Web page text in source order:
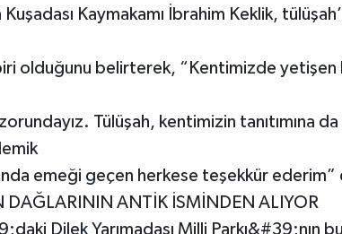
Kaymakamı İbrahim Keklik,
olduğunu belirterek, “Kentimizde yetişen
Tülüşah, kentimizin tanıtımına
emeği geçen herkese teşekkür
DAĞLARININ ANTİK İSMİNDEN ALIYOR
Dilek Yarımadası Milli Parkı&#39;nın